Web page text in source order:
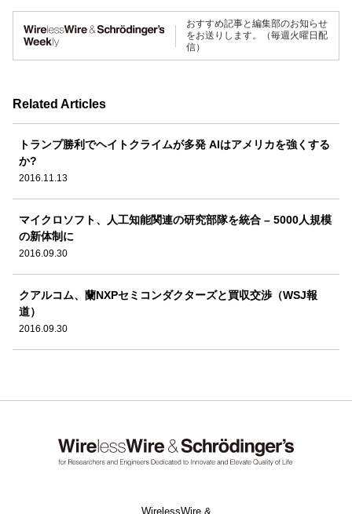
おすすめ記事と編集部のお知らせ
をお送りします。（毎週火曜日配
信）
Related Articles
トランプ勝利でヘイトクライムが多発 AIはアメリカを強くする
か?
2016.11.13
マイクロソフト、人工知能関連の研究部隊を統合 – 5000人規模
の新体制に
2016.09.30
クアルコム、蘭NXPセミコンダクターズと買収交渉（WSJ報
道）
2016.09.30
WirelessWire &